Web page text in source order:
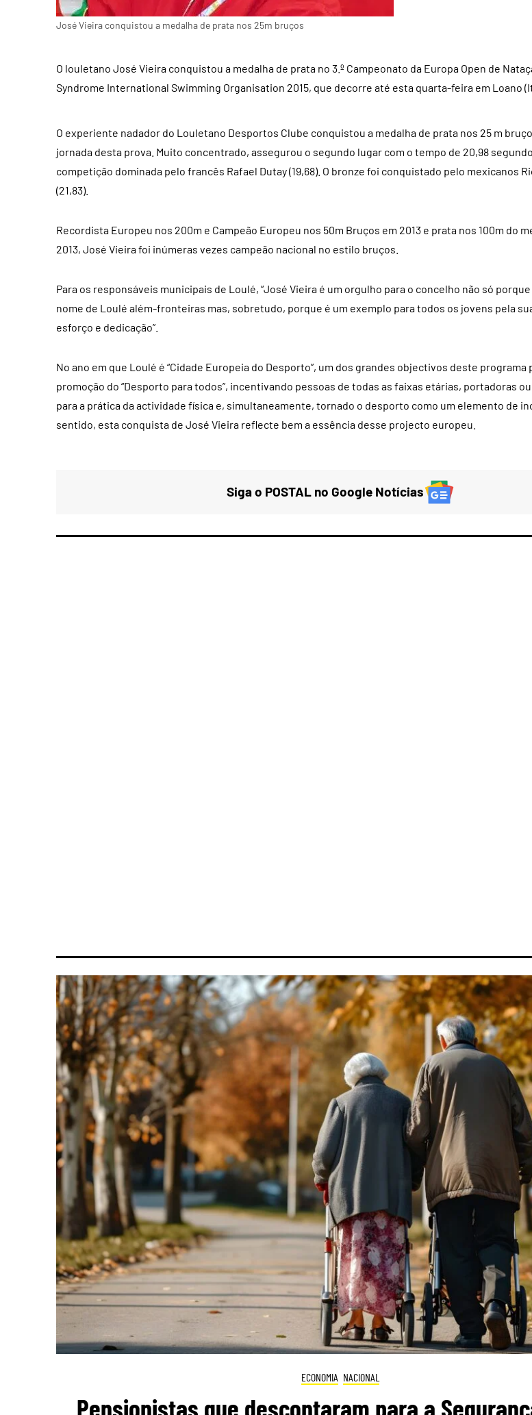
José Vieira conquistou a medalha de prata nos 25m bruços
O louletano José Vieira conquistou a medalha de prata no 3.º Campeonato da Europa Open de
Syndrome International Swimming Organisation 2015, que decorre até esta quarta-feira em Loano
O experiente nadador do Louletano Desportos Clube conquistou a medalha de prata nos 25 m
jornada desta prova. Muito concentrado, assegurou o segundo lugar com o tempo de 20,98
competição dominada pelo francês Rafael Dutay (19,68). O bronze foi conquistado pelo mexicanos
(21,83).
Recordista Europeu nos 200m e Campeão Europeu nos 50m Bruços em 2013 e prata nos 100m do
2013, José Vieira foi inúmeras vezes campeão nacional no estilo bruços.
Para os responsáveis municipais de Loulé, “José Vieira é um orgulho para o concelho não só
nome de Loulé além-fronteiras mas, sobretudo, porque é um exemplo para todos os jovens pela
esforço e dedicação”.
No ano em que Loulé é “Cidade Europeia do Desporto”, um dos grandes objectivos deste programa
promoção do “Desporto para todos”, incentivando pessoas de todas as faixas etárias, portadoras
para a prática da actividade física e, simultaneamente, tornado o desporto como um elemento de
sentido, esta conquista de José Vieira reflecte bem a essência desse projecto europeu.
Siga o POSTAL no Google Notícias
ECONOMIA NACIONAL
Pensionistas que descontaram para a